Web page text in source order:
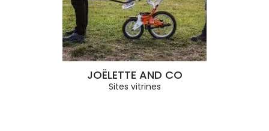
JOËLETTE AND CO
Sites vitrines